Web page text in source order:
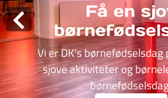
Få en
Vi er DK's børnefødselsdag
sjove aktiviteter og